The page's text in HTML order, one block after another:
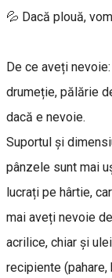
💦 Dacă plouă,
De ce aveți
drumeție, pălărie
dacă e nevoie.
Suportul și
pânzele sunt mai
lucrați pe hârtie,
mai aveți nevoie
acrilice, chiar și
recipiente